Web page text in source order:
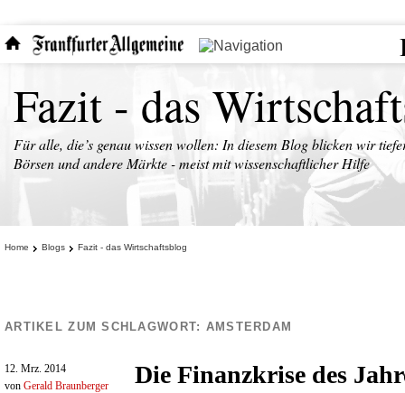
Fazit - das
Für alle, die’s genau wissen wollen: In diesem Blog blicken wir
Börsen und andere Märkte - meist mit wissenschaftlicher Hilfe
Home Blogs Fazit - das Wirtschaftsblog
ARTIKEL ZUM SCHLAGWORT: AMSTERDAM
12. Mrz. 2014
von Gerald Braunberger
Die Finanzkrise des